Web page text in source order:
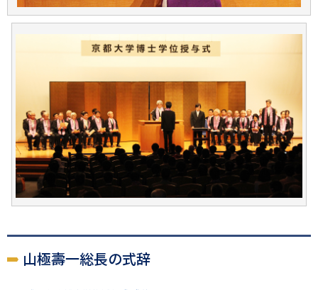
山極壽一総長の式辞